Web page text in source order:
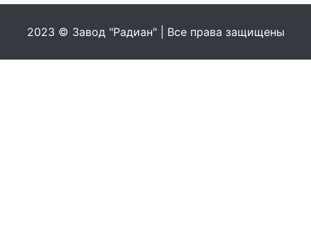
2023 © Завод "Радиан" | Все права защищены